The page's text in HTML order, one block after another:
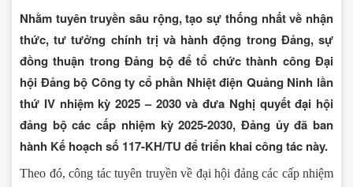
Nhằm tuyên truyền sâu rộng, tạo sự thống nhất về nhận
thức, tư tưởng chính trị và hành động trong Đảng, sự
đồng thuận trong Đảng bộ để tổ chức thành công Đại
hội Đảng bộ Công ty cổ phần Nhiệt điện Quảng Ninh lần
thứ IV nhiệm kỳ 2025 – 2030 và đưa Nghị quyết đại hội
đảng bộ các cấp nhiệm kỳ 2025-2030, Đảng ủy đã ban
hành Kế hoạch số 117-KH/TU để triển khai công tác này.
Theo đó, công tác tuyên truyền về đại hội đảng các cấp nhiệm